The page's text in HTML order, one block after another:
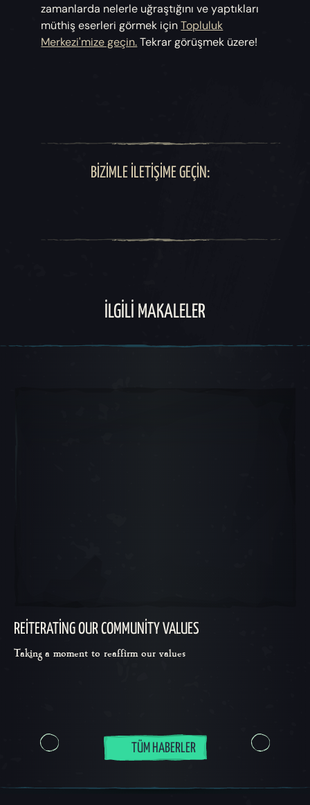
zamanlarda nelerle uğraştığını ve yaptıkları
müthiş eserleri görmek içinTopluluk
Merkezi'mize geçin.Tekrar görüşmek üzere!
BIZIMLE İLETIŞIME GEÇIN:
İLGILI MAKALELER
REITERATING OUR COMMUNITY VALUES
Taking a moment to reaffirm our values
TÜM HABERLER